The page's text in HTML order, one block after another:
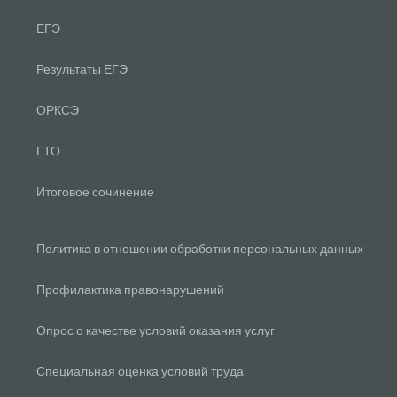
ЕГЭ
Результаты ЕГЭ
ОРКСЭ
ГТО
Итоговое сочинение
Политика в отношении обработки персональных данных
Профилактика правонарушений
Опрос о качестве условий оказания услуг
Специальная оценка условий труда